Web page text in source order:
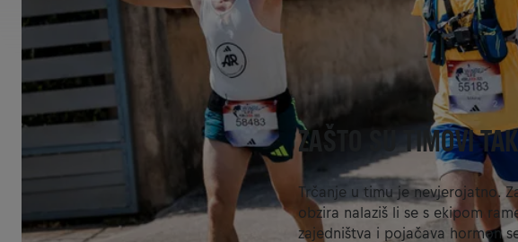
ZAŠTO SU TIMOVI
Trčanje u timu je nevjerojatno.
obzira nalaziš li se s ekipom
zajedništva i pojačava hormon